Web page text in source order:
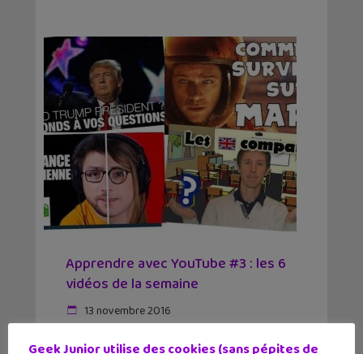
Apprendre avec YouTube #3 : les 6
vidéos de la semaine
13 novembre 2016
bactéries tueuses
Geek Junior utilise des cookies (sans pépites de